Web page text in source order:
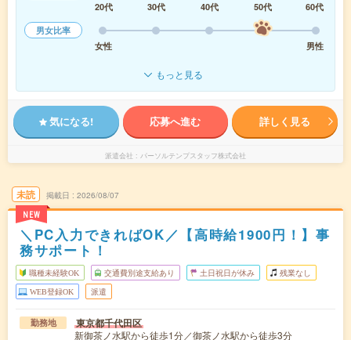
20代
30代 40代 50代
60代
男女比率
女性
男性
もっと見る
気になる! 応募へ進む 詳しく見る
派遣会社 パーソルテンプスタッフ株式会社
未読
NEW
掲載日 2026/08/07
＼PC入力できればOK／【高時給1900円！】事
務サポート！
職種未経験OK 交通費別途支給あり 土日祝日が休み 残業なし
WEB登録OK 派遣
勤務地 東京都千代田区
新御茶ノ水駅から徒歩1分／御茶ノ水駅から徒歩3分